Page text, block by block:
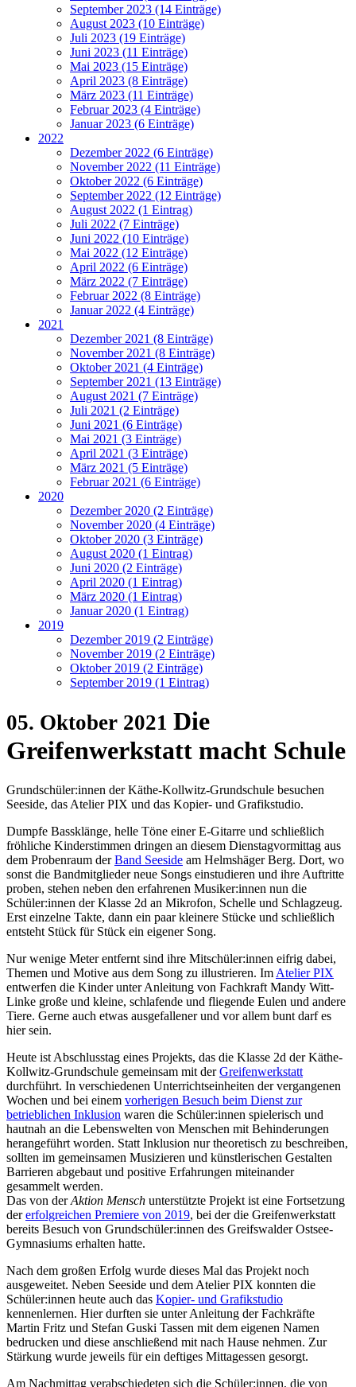
September 2023 (14 Einträge)
August 2023 (10 Einträge)
Juli 2023 (19 Einträge)
Juni 2023 (11 Einträge)
Mai 2023 (15 Einträge)
April 2023 (8 Einträge)
März 2023 (11 Einträge)
Februar 2023 (4 Einträge)
Januar 2023 (6 Einträge)
2022
Dezember 2022 (6 Einträge)
November 2022 (11 Einträge)
Oktober 2022 (6 Einträge)
September 2022 (12 Einträge)
August 2022 (1 Eintrag)
Juli 2022 (7 Einträge)
Juni 2022 (10 Einträge)
Mai 2022 (12 Einträge)
April 2022 (6 Einträge)
März 2022 (7 Einträge)
Februar 2022 (8 Einträge)
Januar 2022 (4 Einträge)
2021
Dezember 2021 (8 Einträge)
November 2021 (8 Einträge)
Oktober 2021 (4 Einträge)
September 2021 (13 Einträge)
August 2021 (7 Einträge)
Juli 2021 (2 Einträge)
Juni 2021 (6 Einträge)
Mai 2021 (3 Einträge)
April 2021 (3 Einträge)
März 2021 (5 Einträge)
Februar 2021 (6 Einträge)
2020
Dezember 2020 (2 Einträge)
November 2020 (4 Einträge)
Oktober 2020 (3 Einträge)
August 2020 (1 Eintrag)
Juni 2020 (2 Einträge)
April 2020 (1 Eintrag)
März 2020 (1 Eintrag)
Januar 2020 (1 Eintrag)
2019
Dezember 2019 (2 Einträge)
November 2019 (2 Einträge)
Oktober 2019 (2 Einträge)
September 2019 (1 Eintrag)
05. Oktober 2021 Die
Greifenwerkstatt macht Schule
Grundschüler:innen der Käthe-Kollwitz-Grundschule besuchen
Seeside, das Atelier PIX und das Kopier- und Grafikstudio.
Dumpfe Bassklänge, helle Töne einer E-Gitarre und schließlich
fröhliche Kinderstimmen dringen an diesem Dienstagvormittag aus
dem Probenraum derBand Seeside am Helmshäger Berg. Dort, wo
sonst die Bandmitglieder neue Songs einstudieren und ihre Auftritte
proben, stehen neben den erfahrenen Musiker:innen nun die
Schüler:innen der Klasse 2d an Mikrofon, Schelle und Schlagzeug.
Erst einzelne Takte, dann ein paar kleinere Stücke und schließlich
entsteht Stück für Stück ein eigener Song.
Nur wenige Meter entfernt sind ihre Mitschüler:innen eifrig dabei,
Themen und Motive aus dem Song zu illustrieren. Im Atelier PIX
entwerfen die Kinder unter Anleitung von Fachkraft Mandy Witt-
Linke große und kleine, schlafende und fliegende Eulen und andere
Tiere. Gerne auch etwas ausgefallener und vor allem bunt darf es
hier sein.
Heute ist Abschlusstag eines Projekts, das die Klasse 2d der Käthe-
Kollwitz-Grundschule gemeinsam mit derGreifenwerkstatt
durchführt. In verschiedenen Unterrichtseinheiten der vergangenen
Wochen und bei einem vorherigen Besuch beim Dienst zur
betrieblichen Inklusion waren die Schüler:innen spielerisch und
hautnah an die Lebenswelten von Menschen mit Behinderungen
herangeführt worden. Statt Inklusion nur theoretisch zu beschreiben,
sollten im gemeinsamen Musizieren und künstlerischen Gestalten
Barrieren abgebaut und positive Erfahrungen miteinander
gesammelt werden.
Das von derAktion Mensch unterstützte Projekt ist eine Fortsetzung
dererfolgreichen Premiere von 2019, bei der die Greifenwerkstatt
bereits Besuch von Grundschüler:innen des Greifswalder Ostsee-
Gymnasiums erhalten hatte.
Nach dem großen Erfolg wurde dieses Mal das Projekt noch
ausgeweitet. Neben Seeside und dem Atelier PIX konnten die
Schüler:innen heute auch das Kopier- und Grafikstudio
kennenlernen. Hier durften sie unter Anleitung der Fachkräfte
Martin Fritz und Stefan Guski Tassen mit dem eigenen Namen
bedrucken und diese anschließend mit nach Hause nehmen. Zur
Stärkung wurde jeweils für ein deftiges Mittagessen gesorgt.
Am Nachmittag verabschiedeten sich die Schüler:innen, die von